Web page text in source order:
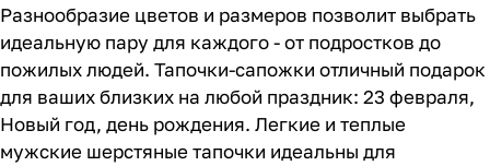
Разнообразие цветов и размеров позволит выбрать
идеальную пару для каждого - от подростков до
пожилых людей. Тапочки-сапожки отличный подарок
для ваших близких на любой праздник: 23 февраля,
Новый год, день рождения. Легкие и теплые
мужские шерстяные тапочки идеальны для